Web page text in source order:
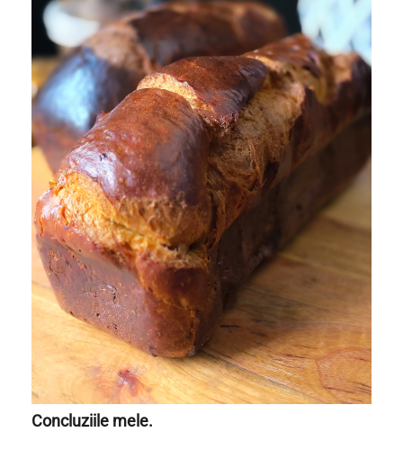
Concluziile mele.